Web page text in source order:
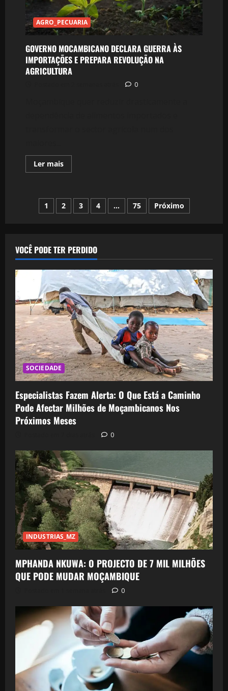
PROJECTO
DE
GÁS
DE
MOÇAMBIQUE
AGRO_PECUARIA
GOVERNO MOCAMBICANO DECLARA GUERRA ÀS
IMPORTAÇÕES E PREPARA REVOLUÇÃO NA
AGRICULTURA
0
Ler maisLeia
mais
DECLARA
GUERRA
ÀS
NA
AGRICULTURA
Paginação
conteúdos
1 2 3 4 … 75 Próximo
VOCÊ PODE TER PERDIDO
SOCIEDADE
Especialistas Fazem Alerta: O Que Está a Caminho
Pode Afectar Milhões de Moçambicanos Nos
Próximos Meses
0
INDUSTRIAS_MZ
MPHANDA NKUWA: O PROJECTO DE 7 MIL MILHÕES
QUE PODE MUDAR MOÇAMBIQUE
0